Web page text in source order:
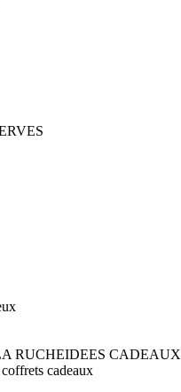
RUCHEIDEES CADEAUX
cadeaux